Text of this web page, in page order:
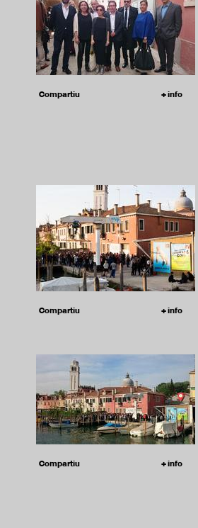
Compartiu + info
Compartiu + info
Compartiu + info